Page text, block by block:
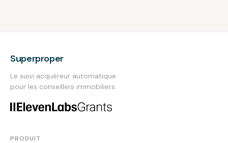
Superproper
Le suivi acquéreur automatique
pour les conseillers immobiliers.
PRODUIT